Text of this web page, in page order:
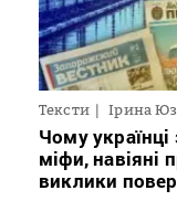
Тексти Ірина
Чому
міфи, навіяні
виклики